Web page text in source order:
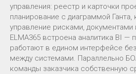
управления: реестр и карточки
планирование с диаграммой Ганта,
управление рисками,
ELMA365 встроена аналитика BI —
работают в едином интерфейсе
между системами. Параллельно
команды заказчика собственную